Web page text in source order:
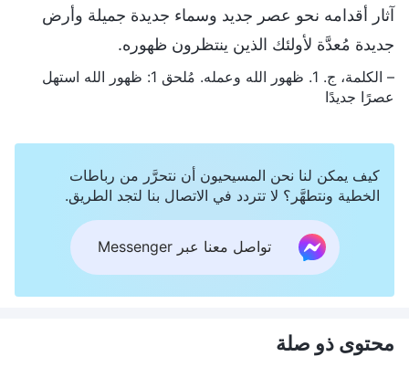
آثار أقدامه نحو عصر جديد وسماء جديدة جميلة وأرض
جديدة مُعدَّة لأولئك الذين ينتظرون ظهوره.
– الكلمة، ج. 1. ظهور الله وعمله. مُلحق 1: ظهور الله استهل
عصرًا جديدًا
كيف يمكن لنا نحن المسيحيون أن نتحرَّر من رباطات
الخطية ونتطهَّر؟ لا تتردد في الاتصال بنا لتجد الطريق.
تواصل معنا عبر Messenger
محتوى ذو صلة